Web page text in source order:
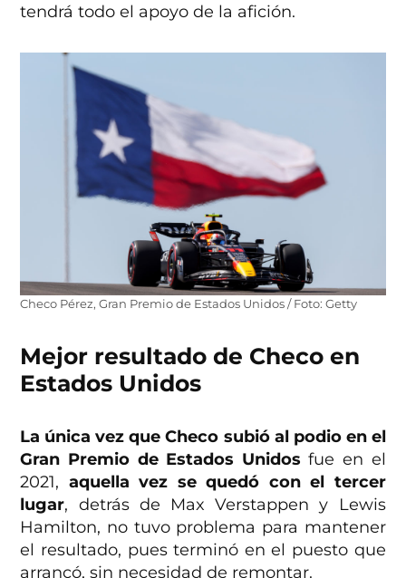
tendrá todo el apoyo de la afición.
Checo Pérez, Gran Premio de Estados Unidos / Foto: Getty
Mejor resultado de Checo en
Estados Unidos
La única vez que Checo subió al podio en el
Gran Premio de Estados Unidos fue en el
2021, aquella vez se quedó con el tercer
lugar, detrás de Max Verstappen y Lewis
Hamilton, no tuvo problema para mantener
el resultado, pues terminó en el puesto que
arrancó, sin necesidad de remontar.